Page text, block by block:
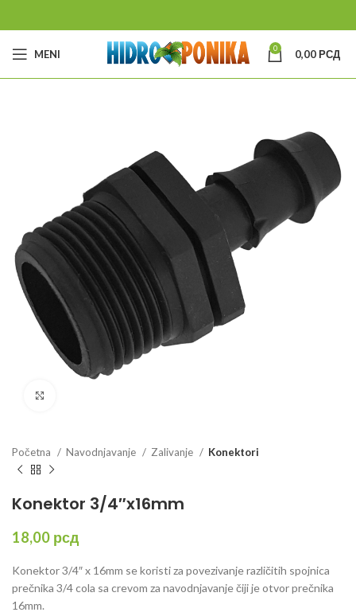
MENI 0 0,00РСД
Početna Navodnjavanje Zalivanje Konektori
Konektor 3/4″x16mm
18,00 рсд
Konektor 3/4″ x 16mm se koristi za povezivanje različitih spojnica
prečnika 3/4 cola sa crevom za navodnjavanje čiji je otvor prečnika
16mm.